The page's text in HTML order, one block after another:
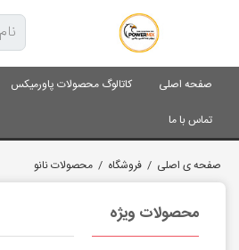
صفحه اصلی کاتالوگ محصولات پاورمیکس
تماس با ما
صفحه ی اصلی / فروشگاه / محصولات نانو
محصولات ویژه